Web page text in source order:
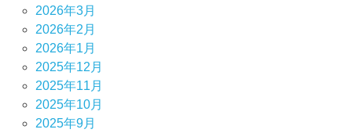
2026年3月
2026年2月
2026年1月
2025年12月
2025年11月
2025年10月
2025年9月